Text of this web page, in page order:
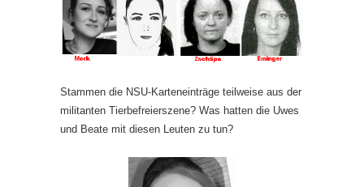
Stammen die NSU-Karteneinträge teilweise aus der
militanten Tierbefreierszene? Was hatten die Uwes
und Beate mit diesen Leuten zu tun?